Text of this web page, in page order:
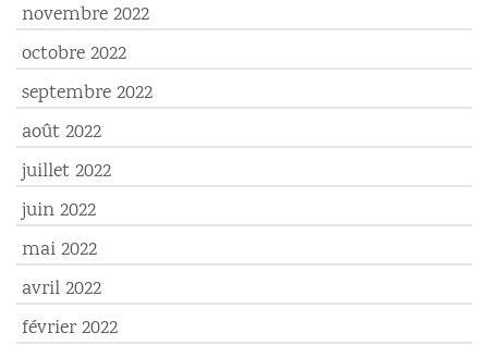
novembre 2022
octobre 2022
septembre 2022
août 2022
juillet 2022
juin 2022
mai 2022
avril 2022
février 2022